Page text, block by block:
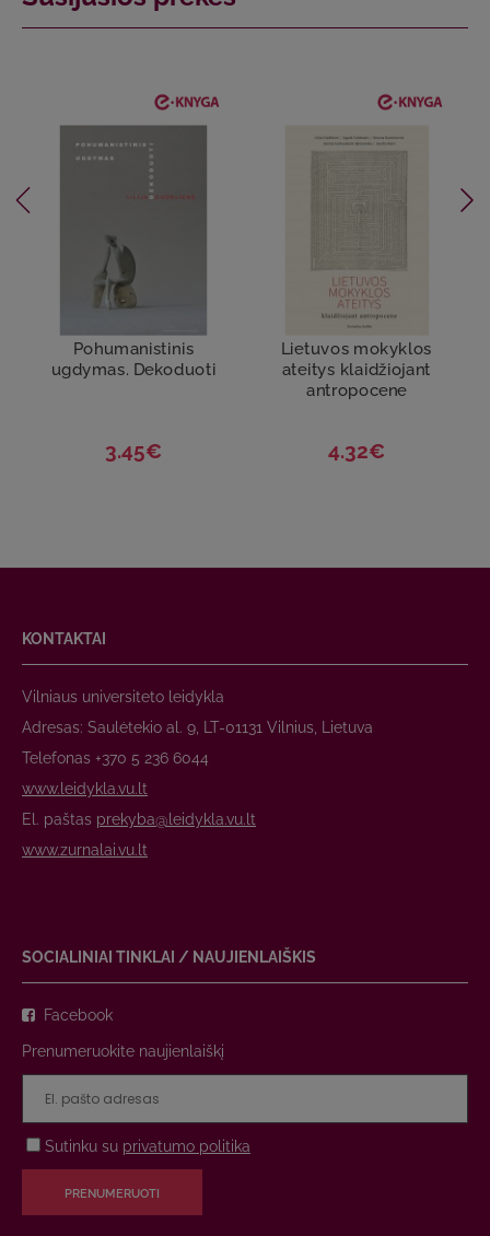
Pohumanistinis
ugdymas. Dekoduoti
3.45€
Lietuvos mokyklos
ateitys klaidžiojant
antropocene
4.32€
KONTAKTAI
Vilniaus universiteto leidykla
Adresas: Saulėtekio al. 9, LT-01131 Vilnius, Lietuva
Telefonas +370 5 236 6044
www.leidykla.vu.lt
El. paštas prekyba@leidykla.vu.lt
www.zurnalai.vu.lt
SOCIALINIAI TINKLAI / NAUJIENLAIŠKIS
Facebook
Prenumeruokite naujienlaiškį
Sutinku su privatumo politika
PRENUMERUOTI